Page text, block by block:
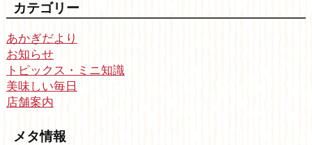
カテゴリー
あかぎだより
お知らせ
トピックス・ミニ知識
美味しい毎日
店舗案内
メタ情報